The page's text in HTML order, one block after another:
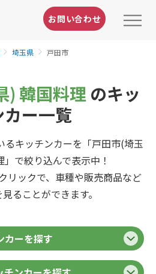
お問い合わせ
埼玉県 戸田市
) 韓国料理 のキッ
ー一覧
るキッチンカーを「戸田市(埼玉
で絞り込んで表示中！
リックで、車種や販売商品など
ることができます。
カーを探す